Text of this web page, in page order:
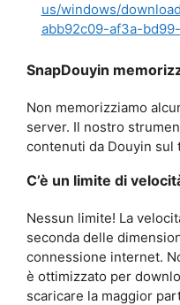
us/windows/
abb92c09-af3a-
SnapDouyin
Non memorizziamo
server. Il nostro
contenuti da Douyin sul
C’è un limite di
Nessun limite! La
seconda delle
connessione internet.
è ottimizzato per
scaricare la maggior